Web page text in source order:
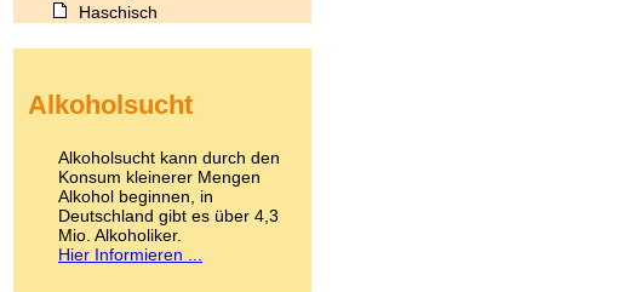
Haschisch
Kokain
LSD
Marihuana
Medikamente
Meskalin
Metamphetamin
Methadon
Alkoholsucht
Alkoholsucht kann durch den
Konsum kleinerer Mengen
Alkohol beginnen, in
Deutschland gibt es über 4,3
Mio. Alkoholiker.
Hier Informieren ...